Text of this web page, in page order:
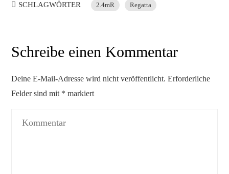
SCHLAGWÖRTER 2.4mR Regatta
Schreibe einen Kommentar
Deine E-Mail-Adresse wird nicht veröffentlicht. Erforderliche
Felder sind mit * markiert